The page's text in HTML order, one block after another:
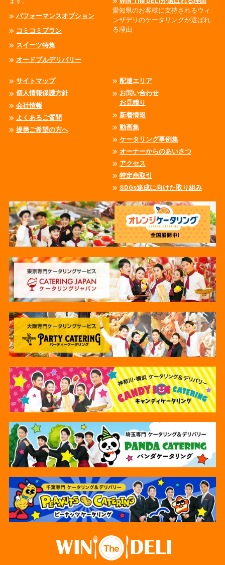
パフォーマンスオプション
コミコミプラン
スイーツ特集
オードブルデリバリー
愛知県のお客様に支持されるウィ
ンザデリのケータリングが選ばれ
る理由
サイトマップ
個人情報保護方針
会社情報
よくあるご質問
提携ご希望の方へ
配達エリア
お問い合わせ
お見積り
新着情報
動画集
ケータリング事例集
オーナーからのあいさつ
アクセス
特定商取引
SDGs達成に向けた取り組み